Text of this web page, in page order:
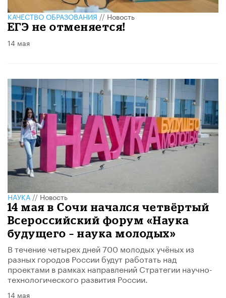
КАЧЕСТВО ОБРАЗОВАНИЯ//Новость
ЕГЭ не отменяется!
14 мая
НАУКА//Новость
14 мая в Сочи начался четвёртый
Всероссийский форум «Наука
будущего – наука молодых»
В течение четырех дней 700 молодых учёных из
разных городов России будут работать над
проектами в рамках направлений Стратегии научно-
технологического развития России.
14 мая